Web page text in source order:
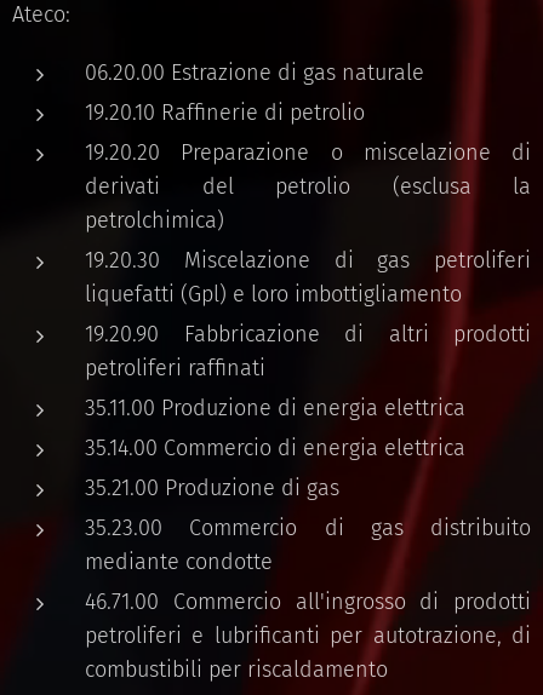
Ateco:
06.20.00 Estrazione di gas naturale
19.20.10 Raffinerie di petrolio
19.20.20 Preparazione o miscelazione di
derivati del petrolio (esclusa la
petrolchimica)
19.20.30 Miscelazione di gas petroliferi
liquefatti (Gpl) e loro imbottigliamento
19.20.90 Fabbricazione di altri prodotti
petroliferi raffinati
35.11.00 Produzione di energia elettrica
35.14.00 Commercio di energia elettrica
35.21.00 Produzione di gas
35.23.00 Commercio di gas distribuito
mediante condotte
46.71.00 Commercio all'ingrosso di prodotti
petroliferi e lubrificanti per autotrazione, di
combustibili per riscaldamento